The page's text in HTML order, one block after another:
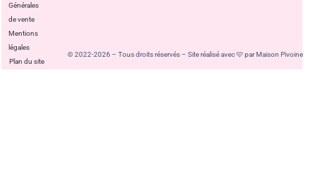
Générales
de vente
Mentions
légales
Plan du site
© 2022-2026 – Tous droits réservés – Site réalisé avec 🩷 par Maison Pivoine